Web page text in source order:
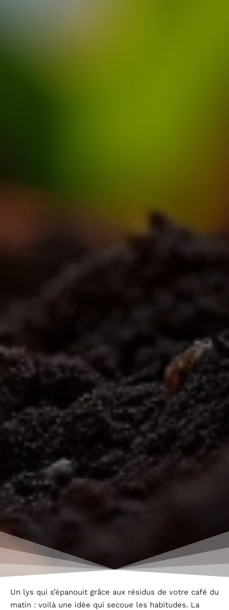
Un lys qui s’épanouit grâce aux résidus de votre café du
matin : voilà une idée qui secoue les habitudes. La